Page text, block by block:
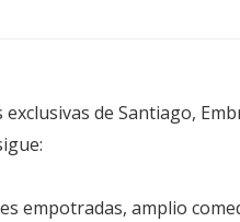
de Santiago,
empotradas, amplio